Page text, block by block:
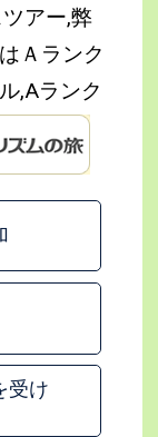
アー,弊
Ａランク
,Aランク
受け